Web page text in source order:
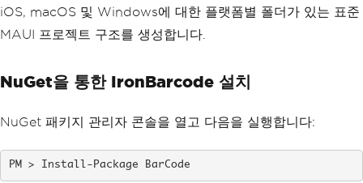
iOS, macOS 및 Windows에 대한 플랫폼별 폴더가 있는 표준
MAUI 프로젝트 구조를 생성합니다.
NuGet을 통한 IronBarcode 설치
NuGet 패키지 관리자 콘솔을 열고 다음을 실행합니다:
Install-Package BarCode